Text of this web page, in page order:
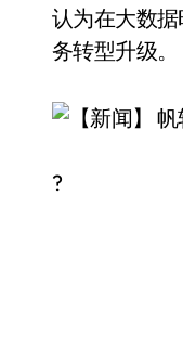
认为在大数
务转型升级。
?